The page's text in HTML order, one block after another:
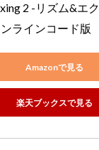
2 -リズム&エ
ラインコード版
Amazonで見る
楽天ブックスで見る